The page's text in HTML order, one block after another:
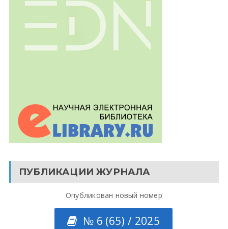
ПУБЛИКАЦИИ ЖУРНАЛА
Опубликован новый номер
№ 6 (65) / 2025